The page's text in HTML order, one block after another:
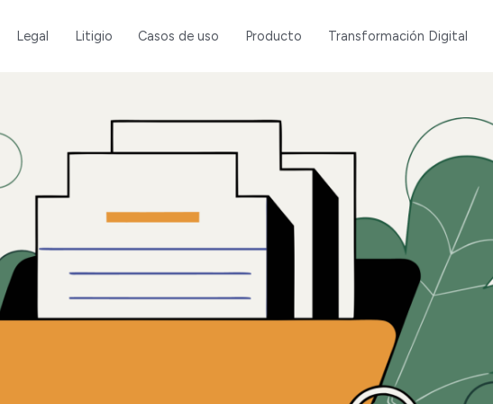
Legal Litigio Casos de uso Producto Transformación Digital